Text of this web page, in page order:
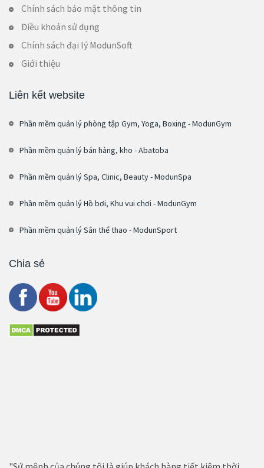
Chính sách bảo mật thông tin
Điều khoản sử dụng
Chính sách đại lý ModunSoft
Giới thiệu
Liên kết website
Phần mềm quản lý phòng tập Gym, Yoga, Boxing - ModunGym
Phần mềm quản lý bán hàng, kho - Abatoba
Phần mềm quản lý Spa, Clinic, Beauty - ModunSpa
Phần mềm quản lý Hồ bơi, Khu vui chơi - ModunGym
Phần mềm quản lý Sân thể thao - ModunSport
Chia sẻ